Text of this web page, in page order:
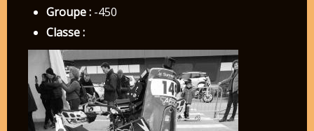
Groupe :-450
Classe :